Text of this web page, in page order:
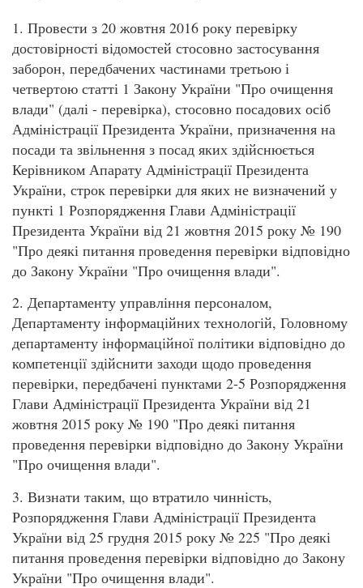
1. Провести з 20 жовтня 2016 року перевірку
достовірності відомостей стосовно застосування
заборон, передбачених частинами третьою і
четвертою статті 1 Закону України "Про очищення
влади" (далі - перевірка), стосовно посадових осіб
Адміністрації Президента України, призначення на
посади та звільнення з посад яких здійснюється
Керівником Апарату Адміністрації Президента
України, строк перевірки для яких не визначений у
пункті 1 Розпорядження Глави Адміністрації
Президента України від 21 жовтня 2015 року № 190
"Про деякі питання проведення перевірки відповідно
до Закону України "Про очищення влади".
2. Департаменту управління персоналом,
Департаменту інформаційних технологій, Головному
департаменту інформаційної політики відповідно до
компетенції здійснити заходи щодо проведення
перевірки, передбачені пунктами 2-5 Розпорядження
Глави Адміністрації Президента України від 21
жовтня 2015 року № 190 "Про деякі питання
проведення перевірки відповідно до Закону України
"Про очищення влади".
3. Визнати таким, що втратило чинність,
Розпорядження Глави Адміністрації Президента
України від 25 грудня 2015 року № 225 "Про деякі
питання проведення перевірки відповідно до Закону
України "Про очищення влади".